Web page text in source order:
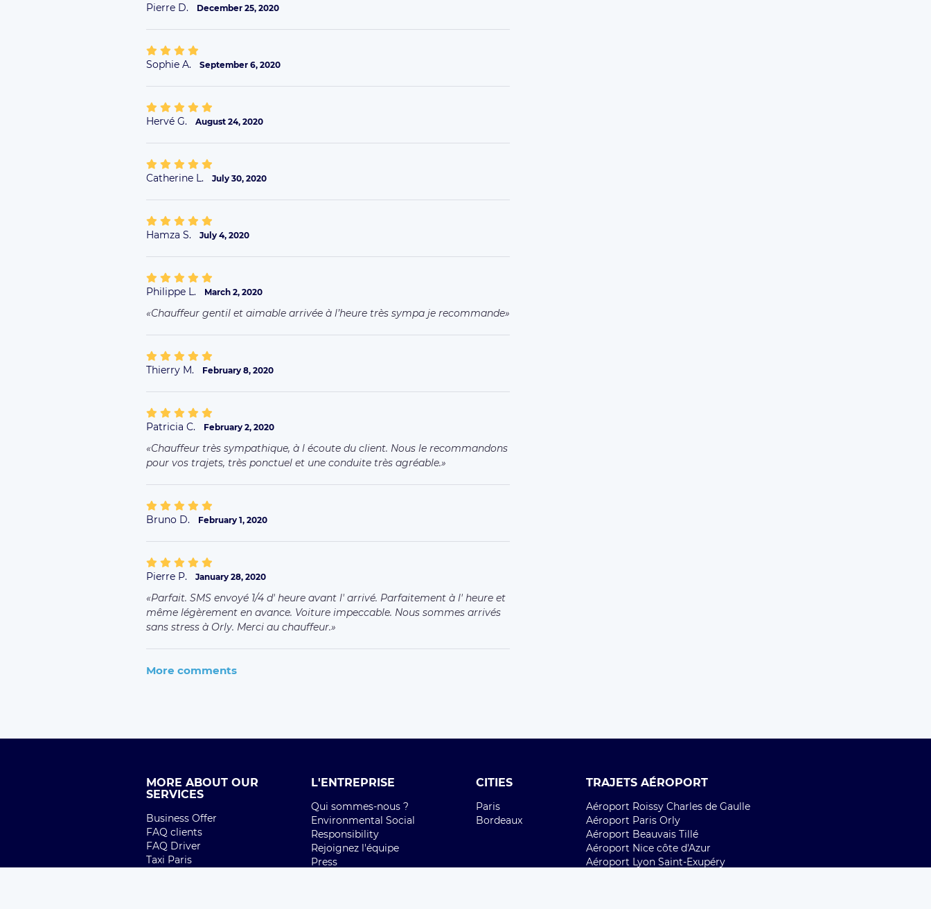
Pierre D. December 25, 2020
Sophie A. September 6, 2020
Hervé G. August 24, 2020
Catherine L. July 30, 2020
Hamza S. July 4, 2020
Philippe L. March 2, 2020
Chauffeur gentil et aimable arrivée à l’heure très sympa je recommande
Thierry M. February 8, 2020
Patricia C. February 2, 2020
Chauffeur très sympathique, à l écoute du client. Nous le recommandons
pour vos trajets, très ponctuel et une conduite très agréable.
Bruno D. February 1, 2020
Pierre P. January 28, 2020
Parfait. SMS envoyé 1/4 d' heure avant l' arrivé. Parfaitement à l' heure et
même légèrement en avance. Voiture impeccable. Nous sommes arrivés
sans stress à Orly. Merci au chauffeur.
More comments
MORE ABOUT OUR
SERVICES
Business Offer
FAQ clients
FAQ Driver
Taxi Paris
L'ENTREPRISE
Qui sommes-nous ?
Environmental Social
Responsibility
Rejoignez l'équipe
Press
CITIES
Paris
Bordeaux
TRAJETS AÉROPORT
Aéroport Roissy Charles de Gaulle
Aéroport Paris Orly
Aéroport Beauvais Tillé
Aéroport Nice côte d'Azur
Aéroport Lyon Saint-Exupéry